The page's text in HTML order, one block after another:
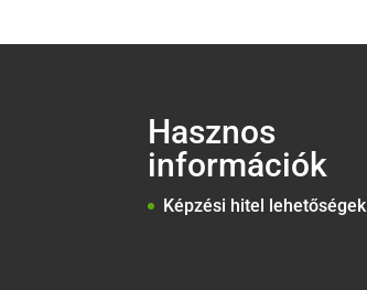
Hasznos
információk
Képzési hitel lehetőségek